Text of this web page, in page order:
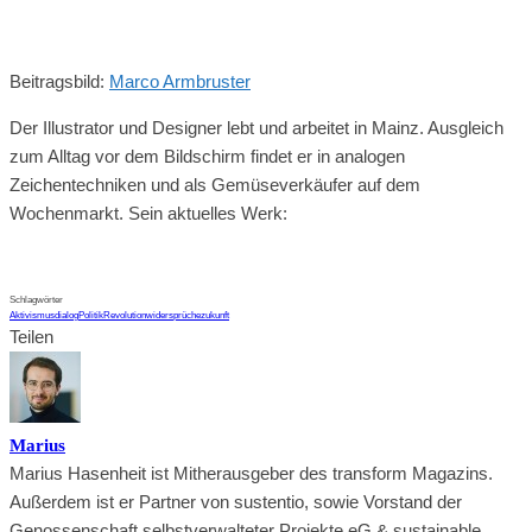
Beitragsbild: Marco Armbruster
Der Illustrator und Designer lebt und arbeitet in Mainz. Ausgleich
zum Alltag vor dem Bildschirm findet er in analogen
Zeichentechniken und als Gemüseverkäufer auf dem
Wochenmarkt. Sein aktuelles Werk:
Schlagwörter
AktivismusdialogPolitikRevolutionwidersprüchezukunft
Teilen
Marius
Marius Hasenheit ist Mitherausgeber des transform Magazins.
Außerdem ist er Partner von sustentio, sowie Vorstand der